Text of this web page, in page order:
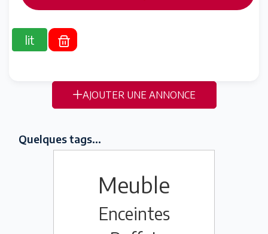
lit
AJOUTER UNE ANNONCE
Quelques tags...
Meuble
Enceintes